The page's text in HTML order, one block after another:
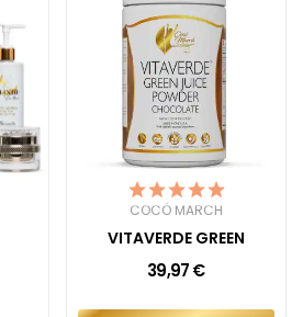
COCÓ MARCH
VITAVERDE GREEN
39,97 €